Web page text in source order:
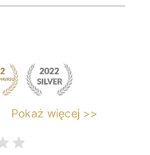
Pokaż więcej >>